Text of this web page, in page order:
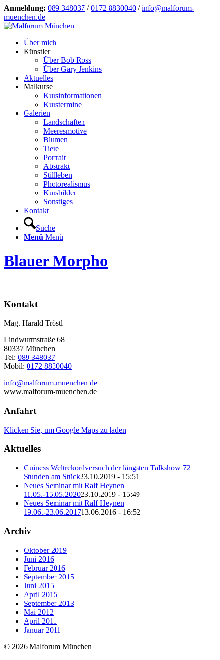
Anmeldung: 089 348037 /0172 8830040 /info@malforum-
muenchen.de
Über mich
Künstler
Über Bob Ross
Über Gary Jenkins
Aktuelles
Malkurse
Kursinformationen
Kurstermine
Galerien
Landschaften
Meeresmotive
Blumen
Tiere
Portrait
Abstrakt
Stillleben
Photorealismus
Kursbilder
Sonstiges
Kontakt
Suche
Menü Menü
Blauer Morpho
Kontakt
Mag. Harald Tröstl
Lindwurmstraße 68
80337 München
Tel: 089 348037
Mobil: 0172 8830040
info@malforum-muenchen.de
www.malforum-muenchen.de
Anfahrt
Klicken Sie, um Google Maps zu laden
Aktuelles
Guiness Weltrekordversuch der längsten Talkshow 72
Stunden am Stück23.10.2019 - 15:51
Neues Seminar mit Ralf Heynen
11.05.-15.05.202023.10.2019 - 15:49
Neues Seminar mit Ralf Heynen
19.06.-23.06.201713.06.2016 - 16:52
Archiv
Oktober 2019
Juni 2016
Februar 2016
September 2015
Juni 2015
April 2015
September 2013
Mai 2012
April 2011
Januar 2011
© 2026 Malforum München